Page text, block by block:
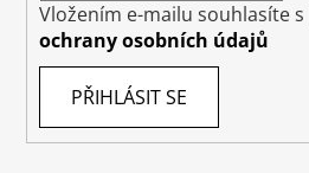
Vložením e-mailu souhlasíte s
ochrany osobních údajů
PŘIHLÁSIT SE